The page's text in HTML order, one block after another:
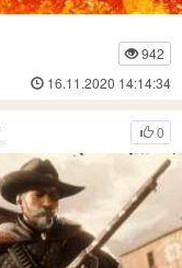
942
16.11.2020 14:14:34
0